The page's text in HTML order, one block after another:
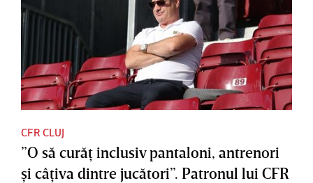
CFR CLUJ
”O să curăţ inclusiv pantaloni, antrenori
şi câţiva dintre jucători”. Patronul lui CFR